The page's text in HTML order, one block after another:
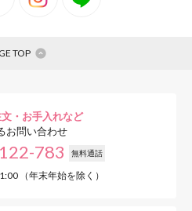
TOP
・お手入れなど
お問い合わせ
783 無料通話
（年末年始を除く）